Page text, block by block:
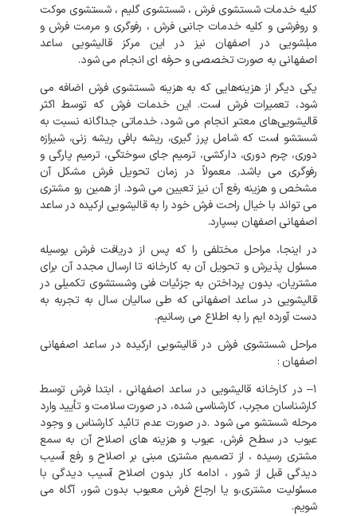
کلیه خدمات شستشوی فرش ، شستشوی گلیم ، شستشوی موکت
و روفرشی و کلیه خدمات جانبی فرش ، رفوگری و مرمت فرش و
مبلشویی
در اصفهان نیز در این مرکز قالیشویی
ساعد
اصفهانی به صورت تخصصی و حرفه ای انجام می شود.
یکی دیگر از هزینه‌هایی که به هزینه شستشوی فرش اضافه می
شود، تعمیرات فرش است. این خدمات فرش که توسط اکثر
قالیشویی‌های معتبر انجام می شود، خدماتی جداگانه نسبت به
شستشو است که شامل پرز گیری، ریشه بافی ریشه زنی، شیرازه
دوری، چرم دوری، دارکشی، ترمیم جای سوختگی، ترمیم پارگی و
رفوگری می باشد. معمولاً در زمان تحویل فرش مشکل آن
مشخص و هزینه رفع آن نیز تعیین می شود. از همین رو مشتری
می تواند باخیال راحت فرش خود را به قالیشویی ارکیده در ساعد
اصفهانی اصفهان بسپارد.
در اینجا، مراحل مختلفی را که پس از دریافت فرش بوسیله
مسئول پذیرش و تحویل آن به کارخانه تا ارسال مجدد آن برای
مشتریان، بدون پرداختن به جزئیات فنی وشستشوی تکمیلی در
قالیشویی در ساعد اصفهانی که طی سالیان سال به تجربه به
دست آورده ایم را به اطلاع می رسانیم.
مراحل شستشوی فرش در قالیشویی ارکیده در ساعد اصفهانی
اصفهان :
۱– در کارخانه قالیشویی در ساعد اصفهانی ، ابتدا فرش توسط
کارشناسان مجرب، کارشناسی شده، در صورت سلامت و تأییدوارد
مرحله شستشو می شود .در صورت عدم تائید کارشناس و وجود
عیوب در سطح فرش، عیوب و هزینه های اصلاح آن به سمع
مشتری رسیده ، از تصمیم مشتری مبنی بر اصلاح و رفع آسیب
دیدگی قبل از شور ، ادامه کار بدون اصلاح آسیب دیدگی با
مسئولیت مشتری،و یا ارجاع فرش معیوب بدون شور، آگاه می
شویم.